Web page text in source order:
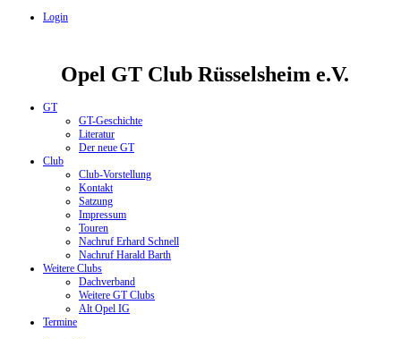
Login
Opel GT Club Rüsselsheim e.V.
GT
GT-Geschichte
Literatur
Der neue GT
Club
Club-Vorstellung
Kontakt
Satzung
Impressum
Touren
Nachruf Erhard Schnell
Nachruf Harald Barth
Weitere Clubs
Dachverband
Weitere GT Clubs
Alt Opel IG
Termine